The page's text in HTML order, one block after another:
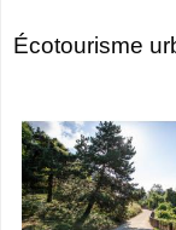
Écotourisme